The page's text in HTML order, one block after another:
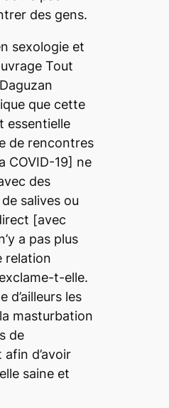
des gens.
sexologie et
Tout
que cette
essentielle
de rencontres
COVID-19] ne
des
salives ou
[avec
a pas plus
relation
t-elle.
d’ailleurs les
masturbation
de
d’avoir
saine et